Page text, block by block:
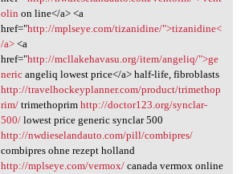
olin on line</a> <a
href="http://mplseye.com/tizanidine/">tizanidine<
/a><a
href="http://mcllakehavasu.org/item/angeliq/">ge
nericangeliq lowest price</a> half-life, fibroblasts
http://travelhockeyplanner.com/product/trimethop
rim/trimethoprim http://doctor123.org/synclar-
500/lowest price generic synclar 500
http://nwdieselandauto.com/pill/combipres/
combipres ohne rezept holland
http://mplseye.com/vermox/canada vermox online